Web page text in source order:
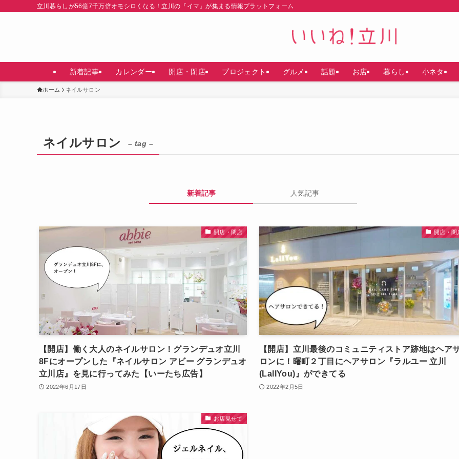
立川暮らしが56億7千万倍オモシロくなる！立川の『イマ』が集まる情報プラットフォーム
新着記事 カレンダー 開店・閉店 プロジェクト グルメ 話題 お店 暮らし 小ネタ
ホーム ネイルサロン
ネイルサロン – tag –
新着記事 人気記事
開店・閉店
【開店】働く大人のネイルサロン！グランデュオ立川
8Fにオープンした『ネイルサロン アビー グランデュオ
立川店』を見に行ってみた【いーたち広告】
2022年6月17日
開店・閉
【開店】立川最後のコミュニティストア跡地はヘア
ロンに！曙町２丁目にヘアサロン『ラルユー 立川
(LallYou)』ができてる
2022年2月5日
お店見せて